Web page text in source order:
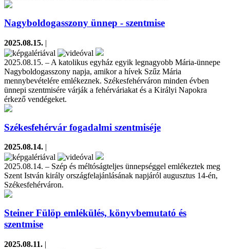
Nagyboldogasszony ünnep - szentmise
2025.08.15. |
2025.08.15. – A katolikus egyház egyik legnagyobb Mária-ünnepe
Nagyboldogasszony napja, amikor a hívek Szűz Mária
mennybevételére emlékeznek. Székesfehérváron minden évben
ünnepi szentmisére várják a fehérváriakat és a Királyi Napokra
érkező vendégeket.
Székesfehérvár fogadalmi szentmiséje
2025.08.14. |
2025.08.14. – Szép és méltóságteljes ünnepséggel emlékeztek meg
Szent István király országfelajánlásának napjáról augusztus 14-én,
Székesfehérváron.
Steiner Fülöp emlékülés, könyvbemutató és
szentmise
2025.08.11. |